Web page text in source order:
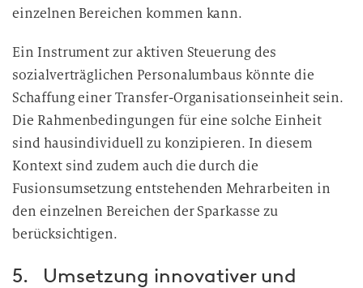
einzelnen Bereichen kommen kann.
Ein Instrument zur aktiven Steuerung des
sozialverträglichen Personalumbaus könnte die
Schaffung einer Transfer-Organisationseinheit sein.
Die Rahmenbedingungen für eine solche Einheit
sind hausindividuell zu konzipieren. In diesem
Kontext sind zudem auch die durch die
Fusionsumsetzung entstehenden Mehrarbeiten in
den einzelnen Bereichen der Sparkasse zu
berücksichtigen.
5. Umsetzung innovativer und